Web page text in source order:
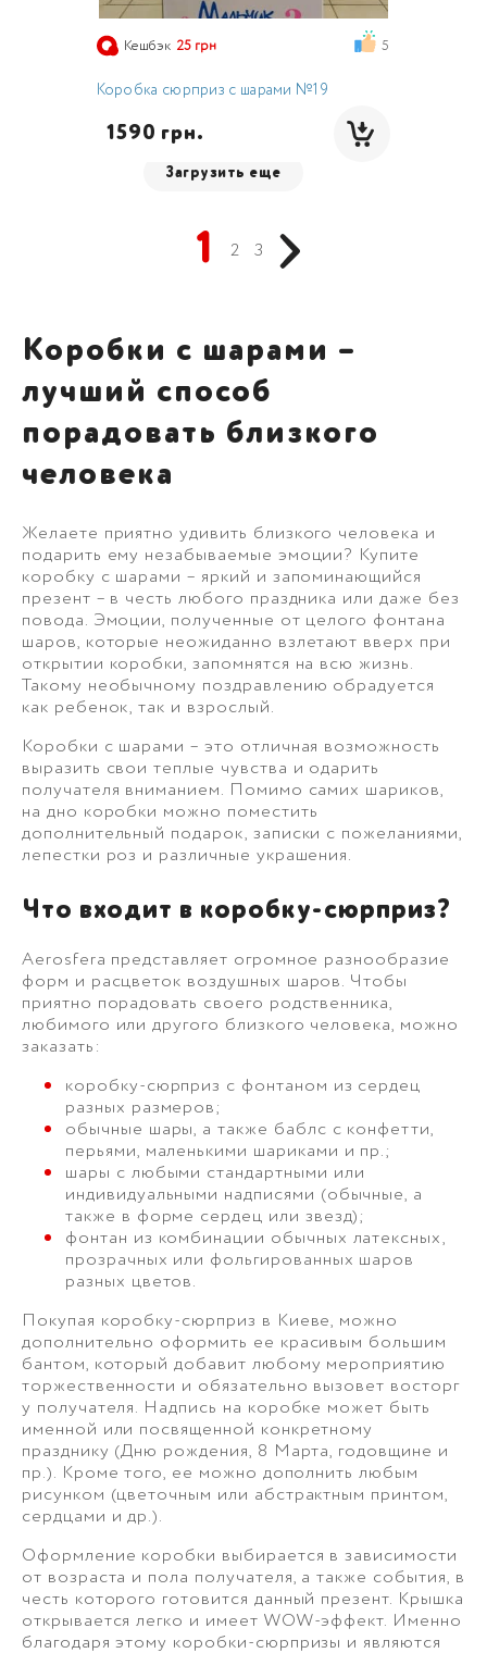
Кешбэк 25 грн 5
Коробка сюрприз с шарами №19
  1590 грн.
Загрузить еще
1 2 3
Коробки с шарами –
лучший способ
порадовать близкого
человека
Желаете приятно удивить близкого человека и
подарить ему незабываемые эмоции? Купите
коробку с шарами – яркий и запоминающийся
презент – в честь любого праздника или даже без
повода. Эмоции, полученные от целого фонтана
шаров, которые неожиданно взлетают вверх при
открытии коробки, запомнятся на всю жизнь.
Такому необычному поздравлению обрадуется
как ребенок, так и взрослый.
Коробки с шарами – это отличная возможность
выразить свои теплые чувства и одарить
получателя вниманием. Помимо самих шариков,
на дно коробки можно поместить
дополнительный подарок, записки с пожеланиями,
лепестки роз и различные украшения.
Что входит в коробку-сюрприз?
Aerosfera представляет огромное разнообразие
форм и расцветок воздушных шаров. Чтобы
приятно порадовать своего родственника,
любимого или другого близкого человека, можно
заказать:
коробку-сюрприз с фонтаном из сердец
разных размеров;
обычные шары, а также баблс с конфетти,
перьями, маленькими шариками и пр.;
шары с любыми стандартными или
индивидуальными надписями (обычные, а
также в форме сердец или звезд);
фонтан из комбинации обычных латексных,
прозрачных или фольгированных шаров
разных цветов.
Покупая коробку-сюрприз в Киеве, можно
дополнительно оформить ее красивым большим
бантом, который добавит любому мероприятию
торжественности и обязательно вызовет восторг
у получателя. Надпись на коробке может быть
именной или посвященной конкретному
празднику (Дню рождения, 8 Марта, годовщине и
пр.). Кроме того, ее можно дополнить любым
рисунком (цветочным или абстрактным принтом,
сердцами и др.).
Оформление коробки выбирается в зависимости
от возраста и пола получателя, а также события, в
честь которого готовится данный презент. Крышка
открывается легко и имеет WOW-эффект. Именно
благодаря этому коробки-сюрпризы и являются